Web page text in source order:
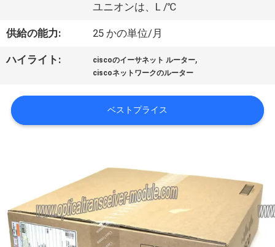
つ
い
工
ー
ユニオンは、L /℃
供給の能力: 25 かの単位/月
ハイライト: ciscoのイーサネット ルーター,
ciscoネットワークのルーター
ベストプライス